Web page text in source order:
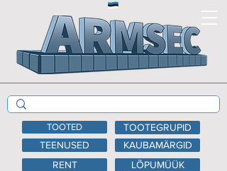
TEENUSED
KAUBAMÄRGID
RENT
LÕPUMÜÜK
TOOTED TOOTEGRUPID